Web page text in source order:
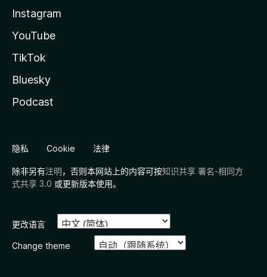
Instagram
YouTube
TikTok
Bluesky
Podcast
隐私 Cookie 法律
除非另有注明，否则本网站上的内容可按知识共享 署名-相同方
式共享 3.0 或更新版本使用。
更改语言
Change theme